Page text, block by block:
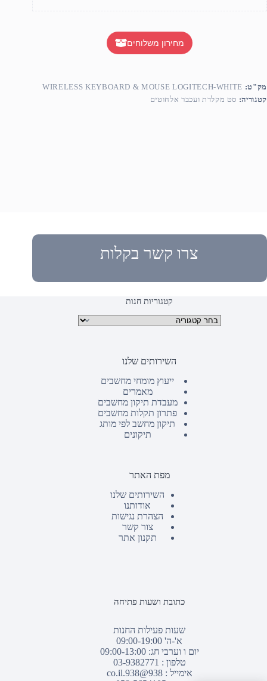
מחירון משלוחים
מק"ט: WIRELESS KEYBOARD & MOUSE LOGITECH-WHITE
קטגוריה: סט מקלדת ועכבר אלחוטים
צרו קשר בקלות
קטגוריות חנות
קטגוריות מוצרים
השירותים שלנו
ייעוץ מומחי מחשבים
מאמרים
מעבדת תיקון מחשבים
פתרון תקלות מחשבים
תיקון מחשב לפי מותג
תיקונים
מפת האתר
השירותים שלנו
אודותנו
הצהרת נגישות
צור קשר
תקנון אתר
כתובת ושעות פתיחה
שעות פעילות החנות
א'-ה' 09:00-19:00
יום ו וערבי חג: 09:00-13:00
טלפון : 03-9382771
אימייל :938@938.co.il